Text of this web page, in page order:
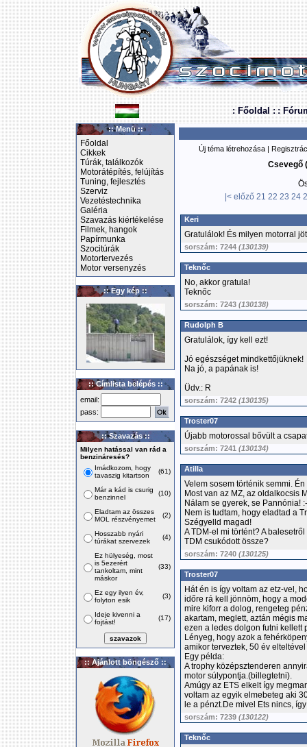
: Főoldal : :
:: Menü ::
Főoldal
Cikkek
Túrák, találkozók
Motorátépítés, felújítás
Tuning, fejlesztés
Szerviz
Vezetéstechnika
Galéria
Szavazás kiértékelése
Filmek, hangok
Papírmunka
Szocitúrák
Motortervezés
Motor versenyzés
:: Egy kép ::
:: Címlista belépés ::
email:
pass:
:: Szavazás ::
Milyen hatással van rád a
benzináresés?
Imádkozom, hogy
tavaszig kitartson
(61)
Már a kád is csurig
benzinnel
(10)
Eladtam az összes
MOL részvényemet
(2)
Hosszabb nyári
túrákat szervezek
(4)
Ez hülyeség, most
is 5ezerért
tankoltam, mint
máskor
(33)
Ez egy ilyen év,
folyton esik
(3)
Ideje kivenni a
fojtást!
(17)
:: Ajánlott böngésző ::
Új téma létrehozása |
Csevegő
|< előző 21 22 23 24
Keri
Gratulálok! És milyen motorral
sorszám: 7244 (130139)
Teknőc
No, akkor gratula!
Teknőc
sorszám: 7243 (130138)
Rudolph B
Gratulálok, így kell ezt!
Jó egészséget mindkettőjüknek!
Na jó, a papának is!
Üdv.: R
sorszám: 7242 (130135)
Troster07
Újabb motorossal bővült a
sorszám: 7241 (130134)
Atilla
Velem sosem történik semmi.
Most van az MZ, az oldalkocsis
Nálam se gyerek, se Pannónia!
Nem is tudtam, hogy eladtad a
Szégyelld magad!
A TDM-el mi történt? A
TDM csukódott össze?
sorszám: 7240 (130125)
Troster07
Hát én is így voltam az etz-vel,
időre rá kell jönnöm, hogy a
mire kiforr a dolog, rengeteg
akartam, meglett, aztán mégis
ezen a ledes dolgon futni kellett
Lényeg, hogy azok a
amikor terveztek, 50 év
Egy példa:
A trophy középsztenderen
motor súlypontja.(billegtetni).
Amúgy az ETS elkelt így
voltam az egyik elmebeteg aki
le a pénzt.De mivel Ets nincs,
sorszám: 7239 (130122)
Teknőc